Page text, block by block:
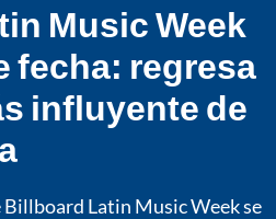
Music Week
fecha: regresa
influyente de
Billboard Latin Music Week se